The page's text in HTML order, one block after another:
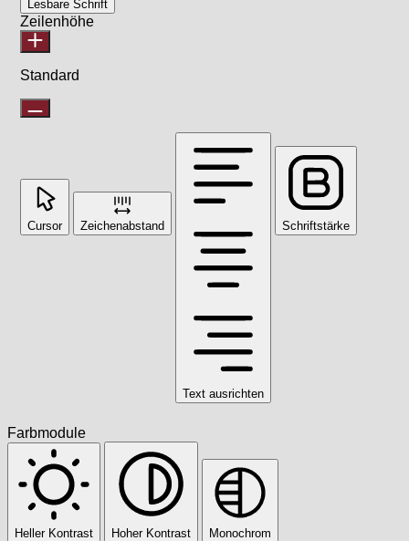
Lesbare Schrift
Zeilenhöhe
Standard
Cursor Zeichenabstand
Text ausrichten
Schriftstärke
Farbmodule
Heller Kontrast Hoher Kontrast Monochrom